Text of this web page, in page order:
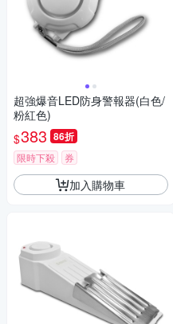
超強爆音LED防身警報器(白色/
粉紅色)
$383 86折
限時下殺 券
加入購物車